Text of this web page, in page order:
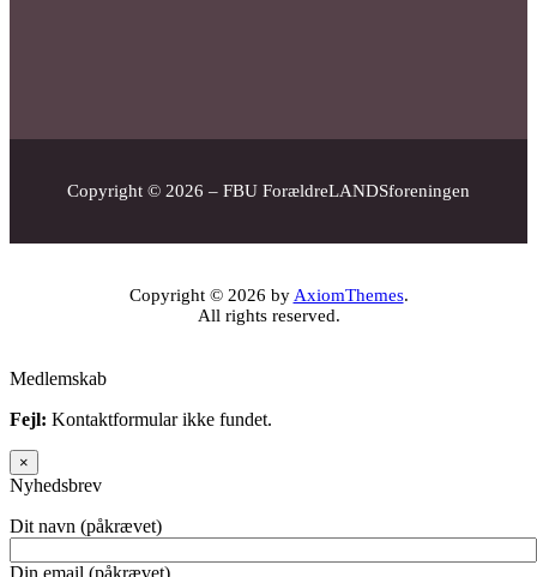
Copyright © 2026 – FBU ForældreLANDSforeningen
Copyright © 2026 by AxiomThemes.
All rights reserved.
Medlemskab
Fejl: Kontaktformular ikke fundet.
×
Nyhedsbrev
Dit navn (påkrævet)
Din email (påkrævet)